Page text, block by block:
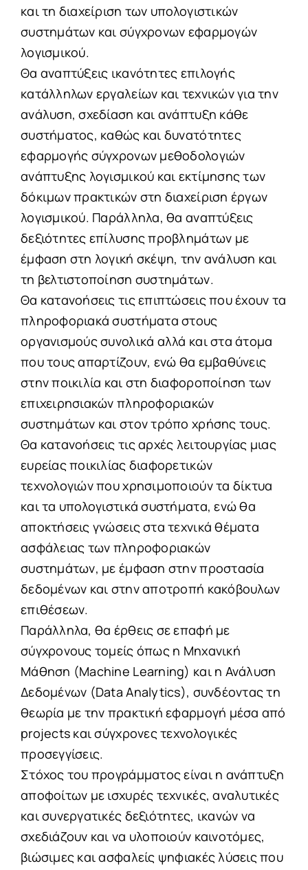
και τη διαχείριση των υπολογιστικών
συστημάτων και σύγχρονων εφαρμογών
λογισμικού.
Θα αναπτύξεις ικανότητες επιλογής
κατάλληλων εργαλείων και τεχνικών για την
ανάλυση, σχεδίαση και ανάπτυξη κάθε
συστήματος, καθώς και δυνατότητες
εφαρμογής σύγχρονων μεθοδολογιών
ανάπτυξης λογισμικού και εκτίμησης των
δόκιμων πρακτικών στη διαχείριση έργων
λογισμικού. Παράλληλα, θα αναπτύξεις
δεξιότητες επίλυσης προβλημάτων με
έμφαση στη λογική σκέψη, την ανάλυση και
τη βελτιστοποίηση συστημάτων.
Θα κατανοήσεις τις επιπτώσεις που έχουν τα
πληροφοριακά συστήματα στους
οργανισμούς συνολικά αλλά και στα άτομα
που τους απαρτίζουν, ενώ θα εμβαθύνεις
στην ποικιλία και στη διαφοροποίηση των
επιχειρησιακών πληροφοριακών
συστημάτων και στον τρόπο χρήσης τους.
Θα κατανοήσεις τις αρχές λειτουργίας μιας
ευρείας ποικιλίας διαφορετικών
τεχνολογιών που χρησιμοποιούν τα δίκτυα
και τα υπολογιστικά συστήματα, ενώ θα
αποκτήσεις γνώσεις στα τεχνικά θέματα
ασφάλειας των πληροφοριακών
συστημάτων, με έμφαση στην προστασία
δεδομένων και στην αποτροπή κακόβουλων
επιθέσεων.
Παράλληλα, θα έρθεις σε επαφή με
σύγχρονους τομείς όπως η Μηχανική
Μάθηση (Machine Learning) και η Ανάλυση
Δεδομένων (Data Analytics), συνδέοντας τη
θεωρία με την πρακτική εφαρμογή μέσα από
projects και σύγχρονες τεχνολογικές
προσεγγίσεις.
Στόχος του προγράμματος είναι η ανάπτυξη
αποφοίτων με ισχυρές τεχνικές, αναλυτικές
και συνεργατικές δεξιότητες, ικανών να
σχεδιάζουν και να υλοποιούν καινοτόμες,
βιώσιμες και ασφαλείς ψηφιακές λύσεις που